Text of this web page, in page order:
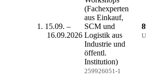
15.09. –
16.09.2026
(Fachexperten
aus Einkauf,
SCM und
Logistik aus
Industrie und
öffentl.
Institution)
259926051-1